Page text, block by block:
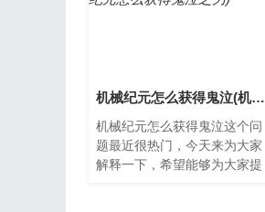
机械纪元怎么获得鬼泣(机械纪元怎么获得鬼泣之刃)
机械纪元怎么获得鬼泣这个问
题最近很热门，今天来为大家
解释一下，希望能够为大家提